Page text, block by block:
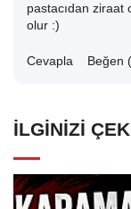
pastacıdan ziraat
olur :)
Cevapla Beğen (
İLGINIZI